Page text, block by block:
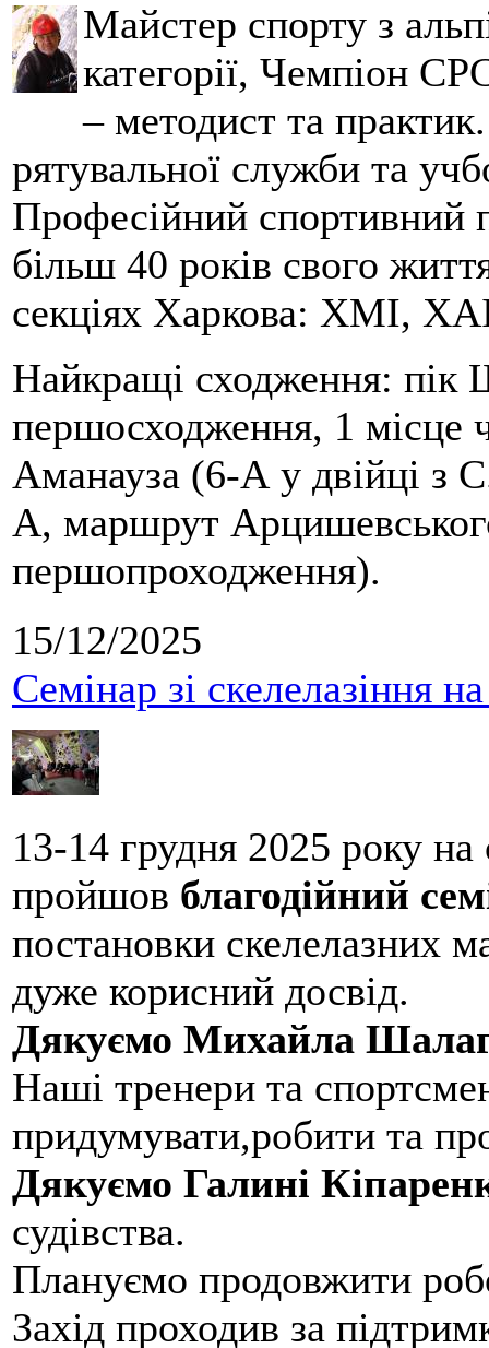
Майстер спорту з
категорії, Чемпіон
– методист та
рятувальної служби та
Професійний спортивний
більш 40 років свого
секціях Харкова: ХМІ,
Найкращі сходження: пік
першосходження, 1 місце
Аманауза (6-А у двійці з
А, маршрут
першопроходження).
15/12/2025
Семінар зі скелелазіння
13-14 грудня 2025 року
пройшов благодійний
постановки скелелазних
дуже корисний досвід.
Дякуємо Михайла
Наші тренери та
придумувати,робити та
Дякуємо Галині
судівства.
Плануємо продовжити
Захід проходив за